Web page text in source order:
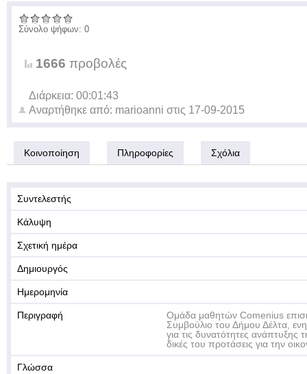
Σύνολο ψήφων: 0
1666 προβολές
Διάρκεια: 00:01:43
Αναρτήθηκε από: marioanni στις 17-09-2015
Κοινοποίηση Πληροφορίες Σχόλια
Συντελεστής
Κάλυψη
Σχετική ημέρα
Δημιουργός
Ημερομηνία
Περιγραφή
Ομάδα μαθητών Comenius
Συμβούλιο του Δήμου Δέλτα,
για τις δυνατότητες ανάπτυξης
δικές του προτάσεις για την
Γλώσσα